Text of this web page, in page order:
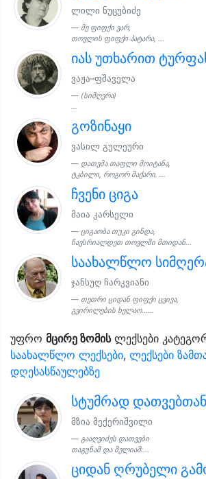
ლილი ნუცუბიძე
მე ფიფქი ვარ,
თოვლის ფიფქი პატარა, ...
იას უთხარით
ვაჟა–ფშაველა
(სიმღერა)
...
გოზინაყი
ვასილ გულეური
დათვმა თაფლი მოიტანა,
ტკბილი, როგორ შაქარი. ...
ჩვენი ციგა
მაია კარსელი
ციგაობა თუკი გინდა,
ჩავსრიალდეთ თოვლში მთიდან...
საახალწლო
ჯანსუღ ჩარკვიანი
თეთრი ციდან ფიფქი ცვივა,
გვირილების ხელაო......
უფრო მცირე ზომისლექსები
საახალწლო ლექსები, ლექსები
დღესასწაულებზე
სტუმრად დათვებთან
მზია მექერიშვილი
გააღვიძეს დათვები
თაგუნამ და მელიამ:...
ციდან ღრუბელი